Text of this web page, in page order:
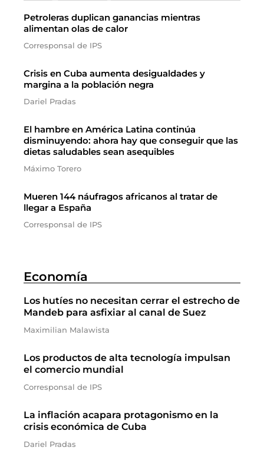
Petroleras duplican ganancias mientras
alimentan olas de calor
Corresponsal de IPS
Crisis en Cuba aumenta desigualdades y
margina a la población negra
Dariel Pradas
El hambre en América Latina continúa
disminuyendo: ahora hay que conseguir que las
dietas saludables sean asequibles
Máximo Torero
Mueren 144 náufragos africanos al tratar de
llegar a España
Corresponsal de IPS
Economía
Los hutíes no necesitan cerrar el estrecho de
Mandeb para asfixiar al canal de Suez
Maximilian Malawista
Los productos de alta tecnología impulsan
el comercio mundial
Corresponsal de IPS
La inflación acapara protagonismo en la
crisis económica de Cuba
Dariel Pradas